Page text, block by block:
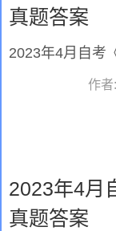
真题答案
2023年4月自考
作者
2023年4月
真题答案